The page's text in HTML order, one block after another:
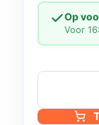
Op
Voor